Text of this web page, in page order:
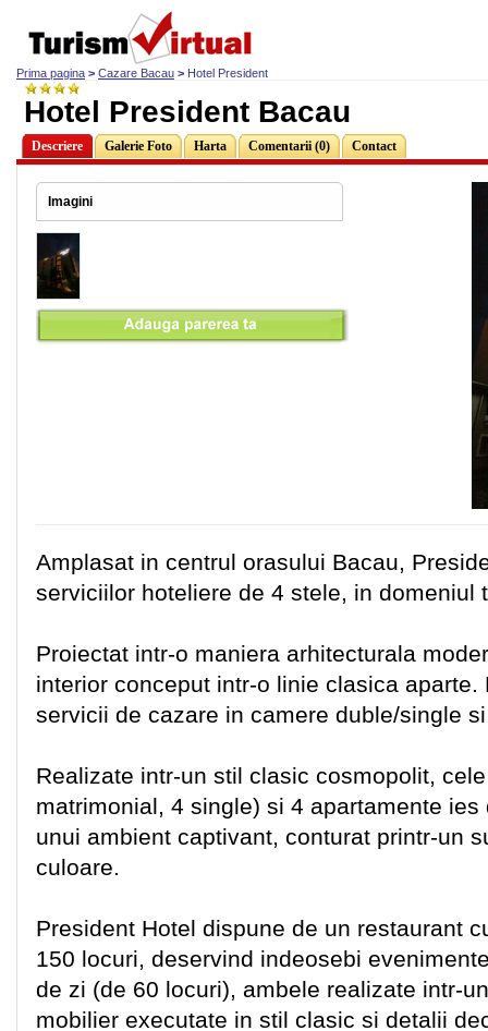
Prima pagina > Cazare Bacau > Hotel President
Hotel President Bacau
Descriere Galerie Foto Harta Comentarii (0) Contact
Imagini
Amplasat in centrul orasului Bacau,
serviciilor hoteliere de 4 stele, in domeniul
Proiectat intr-o maniera arhitecturala
interior conceput intr-o linie clasica
servicii de cazare in camere duble/single
Realizate intr-un stil clasic cosmopolit,
matrimonial, 4 single) si 4 apartamente
unui ambient captivant, conturat printr-un
culoare.
President Hotel dispune de un restaurant
150 locuri, deservind indeosebi
de zi (de 60 locuri), ambele realizate intr-
mobilier executate in stil clasic si detalii